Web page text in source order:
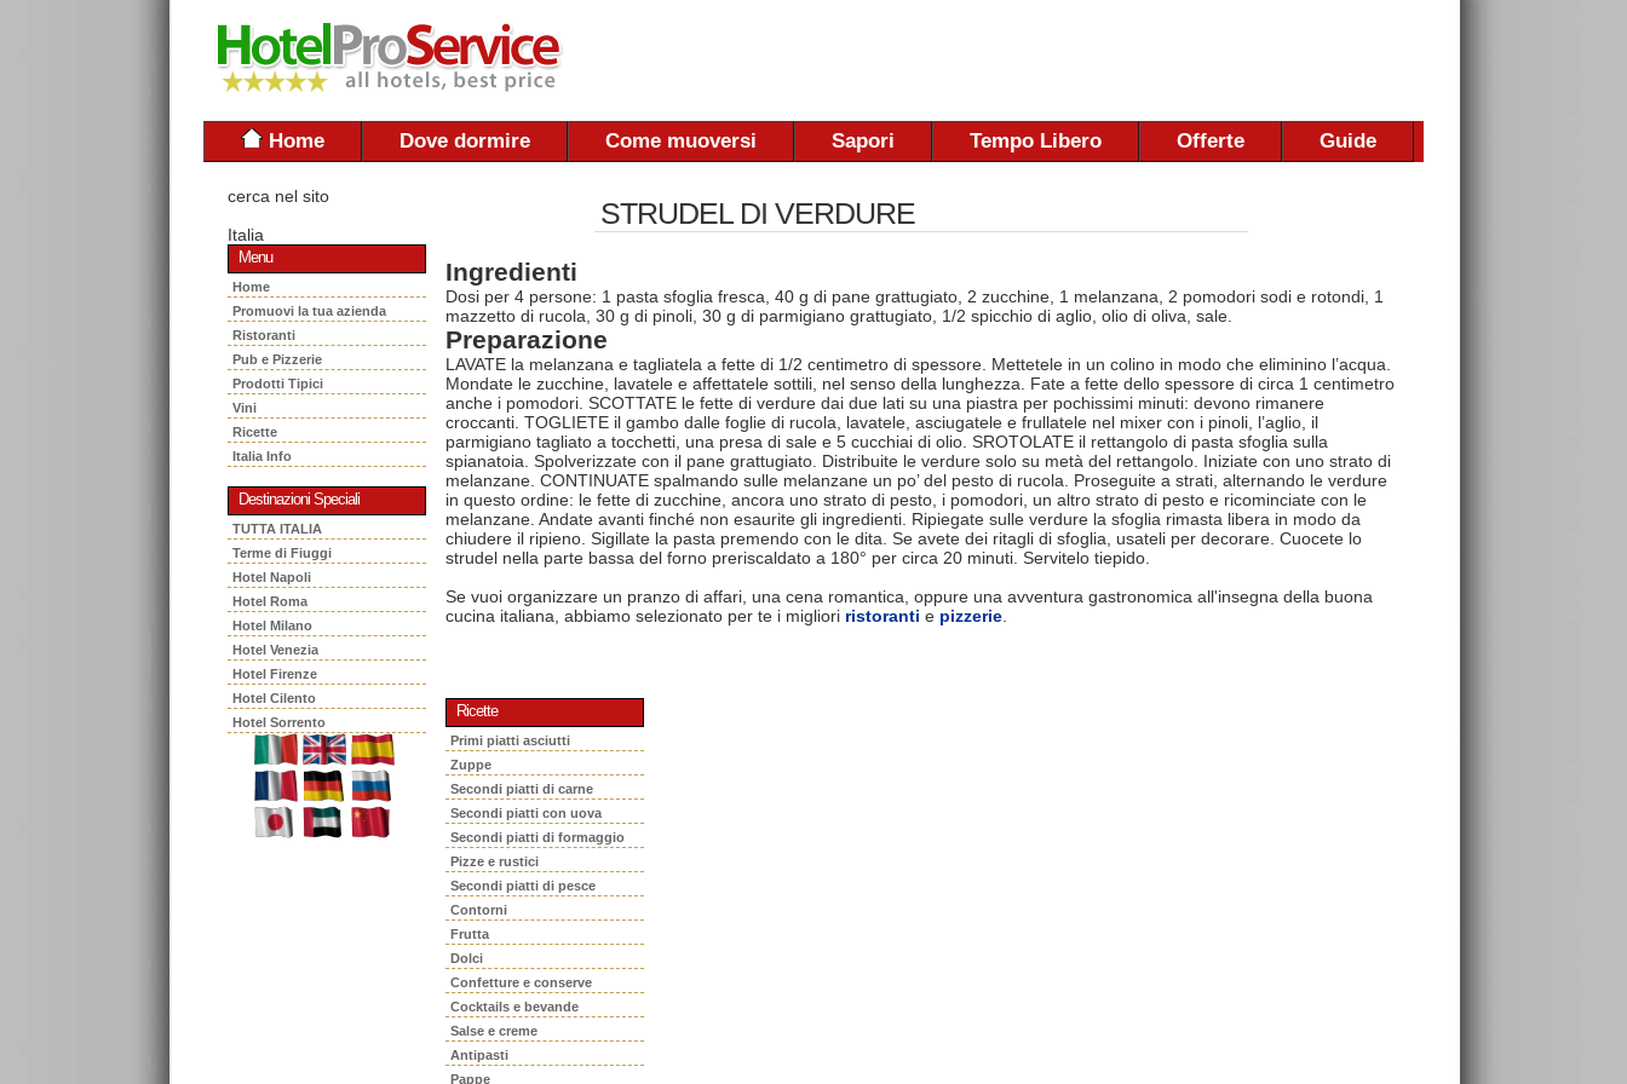
Home Dove dormire Come muoversi Sapori Tempo Libero Offerte Guide
cerca nel sito
Italia
Menu
Home
Promuovi la tua azienda
Ristoranti
Pub e Pizzerie
Prodotti Tipici
Vini
Ricette
Italia Info
Destinazioni Speciali
TUTTA ITALIA
Terme di Fiuggi
Hotel Napoli
Hotel Roma
Hotel Milano
Hotel Venezia
Hotel Firenze
Hotel Cilento
Hotel Sorrento
STRUDEL DI VERDURE
Ingredienti
Dosi per 4 persone: 1 pasta sfoglia fresca, 40 g di pane grattugiato, 2 zucchine, 1 melanzana, 2 pomodori sodi e rotondi, 1
mazzetto di rucola, 30 g di pinoli, 30 g di parmigiano grattugiato, 1/2 spicchio di aglio, olio di oliva, sale.
Preparazione
LAVATE la melanzana e tagliatela a fette di 1/2 centimetro di spessore. Mettetele in un colino in modo che eliminino l’acqua.
Mondate le zucchine, lavatele e affettatele sottili, nel senso della lunghezza. Fate a fette dello spessore di circa 1 centimetro
anche i pomodori. SCOTTATE le fette di verdure dai due lati su una piastra per pochissimi minuti: devono rimanere
croccanti. TOGLIETE il gambo dalle foglie di rucola, lavatele, asciugatele e frullatele nel mixer con i pinoli, l’aglio, il
parmigiano tagliato a tocchetti, una presa di sale e 5 cucchiai di olio. SROTOLATE il rettangolo di pasta sfoglia sulla
spianatoia. Spolverizzate con il pane grattugiato. Distribuite le verdure solo su metà del rettangolo. Iniziate con uno strato di
melanzane. CONTINUATE spalmando sulle melanzane un po’ del pesto di rucola. Proseguite a strati, alternando le verdure
in questo ordine: le fette di zucchine, ancora uno strato di pesto, i pomodori, un altro strato di pesto e ricominciate con le
melanzane. Andate avanti finché non esaurite gli ingredienti. Ripiegate sulle verdure la sfoglia rimasta libera in modo da
chiudere il ripieno. Sigillate la pasta premendo con le dita. Se avete dei ritagli di sfoglia, usateli per decorare. Cuocete lo
strudel nella parte bassa del forno preriscaldato a 180° per circa 20 minuti. Servitelo tiepido.
Se vuoi organizzare un pranzo di affari, una cena romantica, oppure una avventura gastronomica all'insegna della buona
cucina italiana, abbiamo selezionato per te i migliori ristoranti e pizzerie
Ricette
Primi piatti asciutti
Zuppe
Secondi piatti di carne
Secondi piatti con uova
Secondi piatti di formaggio
Pizze e rustici
Secondi piatti di pesce
Contorni
Frutta
Dolci
Confetture e conserve
Cocktails e bevande
Salse e creme
Antipasti
Pappe